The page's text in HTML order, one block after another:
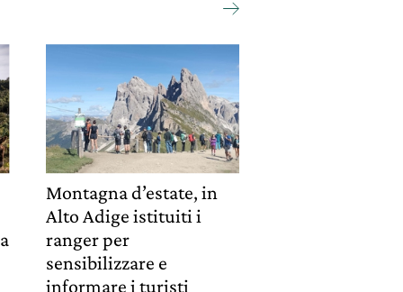
Montagna d’estate, in
Alto Adige istituiti i
ranger per
sensibilizzare e
informare i turisti